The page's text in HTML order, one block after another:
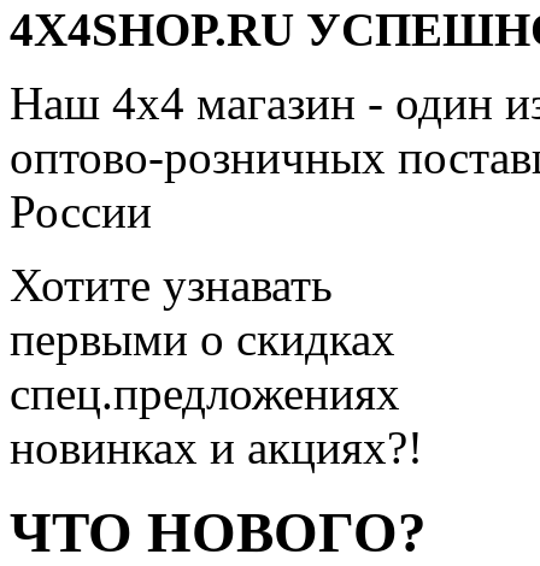
4X4SHOP.RU
Наш 4x4 магазин - один
оптово-розничных
России
Хотите узнавать
первыми о скидках
спец.предложениях
новинках и акциях?!
ЧТО НОВОГО?